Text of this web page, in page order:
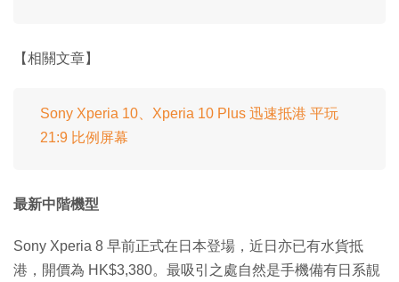
【相關文章】
Sony Xperia 10、Xperia 10 Plus 迅速抵港 平玩
21:9 比例屏幕
最新中階機型
Sony Xperia 8 早前正式在日本登場，近日亦已有水貨抵
港，開價為 HK$3,380。最吸引之處自然是手機備有日系靚